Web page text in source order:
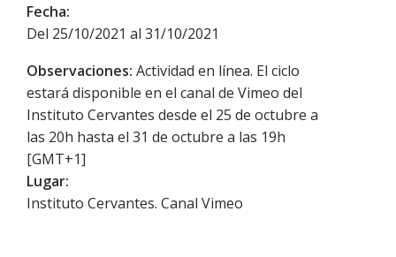
Fecha:
Del 25/10/2021 al 31/10/2021
Observaciones: Actividad en línea. El ciclo
estará disponible en el canal de Vimeo del
Instituto Cervantes desde el 25 de octubre a
las 20h hasta el 31 de octubre a las 19h
[GMT+1]
Lugar:
Instituto Cervantes. Canal Vimeo